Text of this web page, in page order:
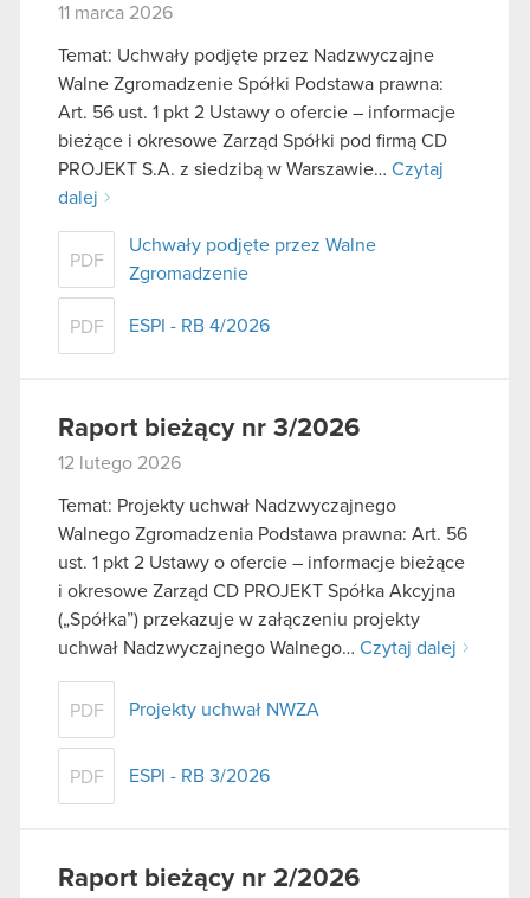
11 marca 2026
Temat: Uchwały podjęte przez Nadzwyczajne
Walne Zgromadzenie Spółki Podstawa prawna:
Art. 56 ust. 1 pkt 2 Ustawy o ofercie – informacje
bieżące i okresowe Zarząd Spółki pod firmą CD
PROJEKT S.A. z siedzibą w Warszawie… Czytaj
dalej
PDF
Uchwały podjęte przez Walne
Zgromadzenie
PDF ESPI - RB 4/2026
Raport bieżący nr 3/2026
12 lutego 2026
Temat: Projekty uchwał Nadzwyczajnego
Walnego Zgromadzenia Podstawa prawna: Art. 56
ust. 1 pkt 2 Ustawy o ofercie – informacje bieżące
i okresowe Zarząd CD PROJEKT Spółka Akcyjna
(„Spółka”) przekazuje w załączeniu projekty
uchwał Nadzwyczajnego Walnego… Czytaj dalej
PDF Projekty uchwał NWZA
PDF ESPI - RB 3/2026
Raport bieżący nr 2/2026